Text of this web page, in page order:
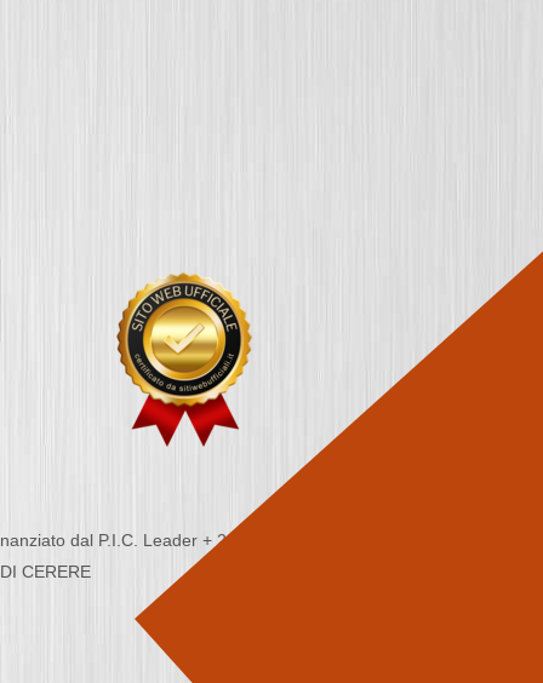
dal P.I.C. Leader + 2000/2006 - Programma
CERERE